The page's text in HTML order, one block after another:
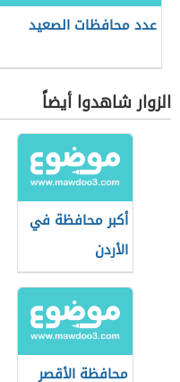
عدد محافظات الصعيد
الزوار شاهدوا أيضاً
أكبر محافظة في
الأردن
محافظة الأقصر